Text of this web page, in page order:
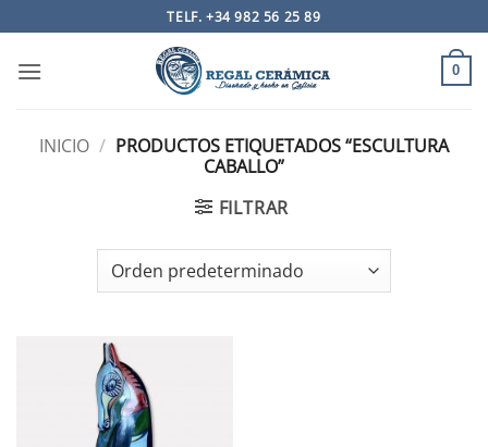
al
contenido
TELF. +34 982 56 25 89
0
INICIO / PRODUCTOS ETIQUETADOS “ESCULTURA
CABALLO”
FILTRAR